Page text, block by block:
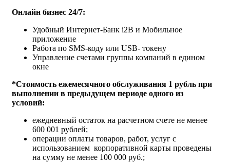
Онлайн бизнес 24/7:
Удобный Интернет-Банк i2B и Мобильное
приложение
Работа по SMS-коду или USB- токену
Управление счетами группы компаний в едином
окне
*Стоимость ежемесячного обслуживания 1 рубль при
выполнении в предыдущем периоде одного из
условий:
ежедневный остаток на расчетном счете не менее
600 001 рублей;
операции оплаты товаров, работ, услуг с
использованием корпоративной карты проведены
на сумму не менее 100 000 руб.;